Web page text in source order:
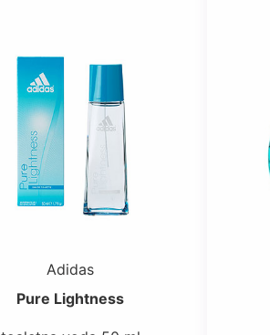
Adidas
Pure Lightness